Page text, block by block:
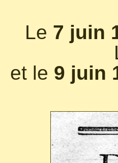
Le 7 juin
et le 9 juin